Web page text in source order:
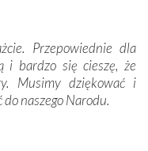
na każdym kroku
otwartością
ich ludową sztukę i
są od siebie bardzo
czuliśmy się obco.
Boża, ale też
początek w naszej
Przepowiednie dla
i bardzo się cieszę, że
Musimy dziękować i
naszego Narodu.